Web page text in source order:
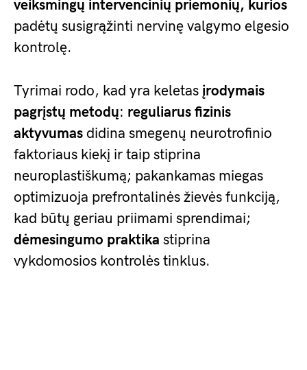
veiksmingų intervencinių priemonių, kurios
padėtų susigrąžinti nervinę valgymo elgesio
kontrolę.
Tyrimai rodo, kad yra keletas įrodymais
pagrįstų metodų: reguliarus fizinis
aktyvumas didina smegenų neurotrofinio
faktoriaus kiekį ir taip stiprina
neuroplastiškumą; pakankamas miegas
optimizuoja prefrontalinės žievės funkciją,
kad būtų geriau priimami sprendimai;
dėmesingumo praktika stiprina
vykdomosios kontrolės tinklus.